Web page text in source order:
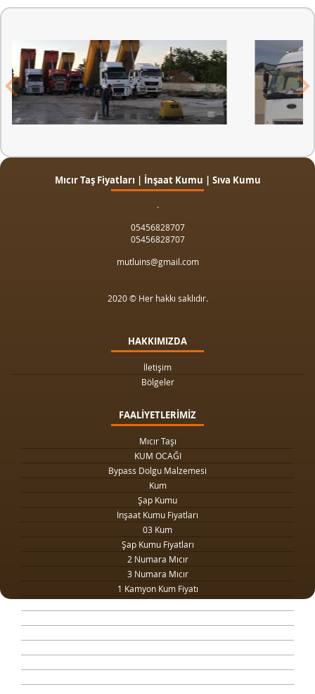
Mıcır Taş Fiyatları | İnşaat Kumu | Sıva Kumu
.
05456828707
05456828707
mutluins@gmail.com
2020 © Her hakkı saklıdır.
HAKKIMIZDA
İletişim
Bölgeler
FAALİYETLERİMİZ
Mıcır Taşı
KUM OCAĞI
Bypass Dolgu Malzemesi
Kum
Şap Kumu
İnşaat Kumu Fiyatları
03 Kum
Şap Kumu Fiyatları
2 Numara Mıcır
3 Numara Mıcır
1 Kamyon Kum Fiyatı